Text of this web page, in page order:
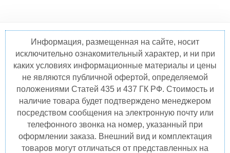
Информация, размещенная на сайте, носит
исключительно ознакомительный характер, и ни при
каких условиях информационные материалы и цены
не являются публичной офертой, определяемой
положениями Статей 435 и 437 ГК РФ. Стоимость и
наличие товара будет подтверждено менеджером
посредством сообщения на электронную почту или
телефонного звонка на номер, указанный при
оформлении заказа. Внешний вид и комплектация
товаров могут отличаться от представленных на